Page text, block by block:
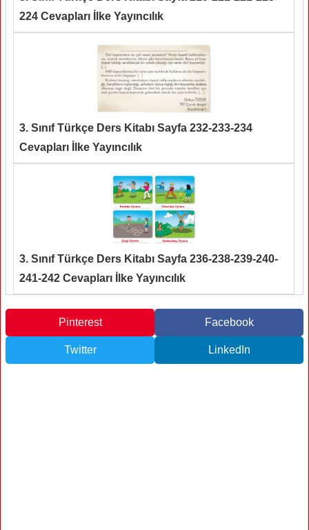
224 Cevapları İlke Yayıncılık
3. Sınıf Türkçe Ders Kitabı Sayfa 232-233-234
Cevapları İlke Yayıncılık
3. Sınıf Türkçe Ders Kitabı Sayfa 236-238-239-240-
241-242 Cevapları İlke Yayıncılık
Pinterest Facebook
Twitter LinkedIn